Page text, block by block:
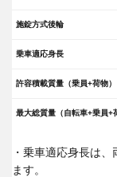
施錠方式後輪
乗車適応身長
許容積載質量（乗員+荷物）
最大総質量（自転車+乗員+
・乗車適応身長は
ます。